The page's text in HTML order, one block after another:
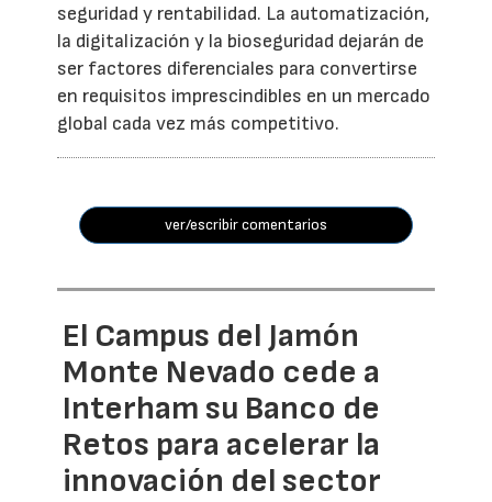
seguridad y rentabilidad. La automatización,
la digitalización y la bioseguridad dejarán de
ser factores diferenciales para convertirse
en requisitos imprescindibles en un mercado
global cada vez más competitivo.
ver/escribir comentarios
El Campus del Jamón
Monte Nevado cede a
Interham su Banco de
Retos para acelerar la
innovación del sector